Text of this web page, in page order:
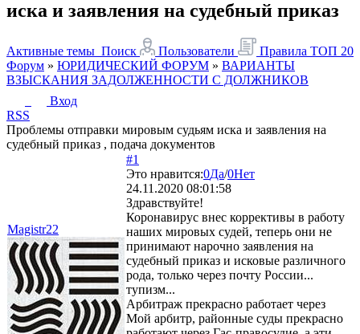
иска и заявления на судебный приказ
Активные темы Поиск Пользователи Правила ТОП 20
Форум » ЮРИДИЧЕСКИЙ ФОРУМ » ВАРИАНТЫ
ВЗЫСКАНИЯ ЗАДОЛЖЕННОСТИ С ДОЛЖНИКОВ
Вход
RSS
Проблемы отправки мировым судьям иска и заявления на
судебный приказ , подача документов
Magistr22
#1
Это нравится:0Да/0Нет
24.11.2020 08:01:58
Здравствуйте!
Коронавирус внес коррективы в работу
наших мировых судей, теперь они не
принимают нарочно заявления на
судебный приказ и исковые различного
рода, только через почту России...
тупизм...
Арбитраж прекрасно работает через
Мой арбитр, районные суды прекрасно